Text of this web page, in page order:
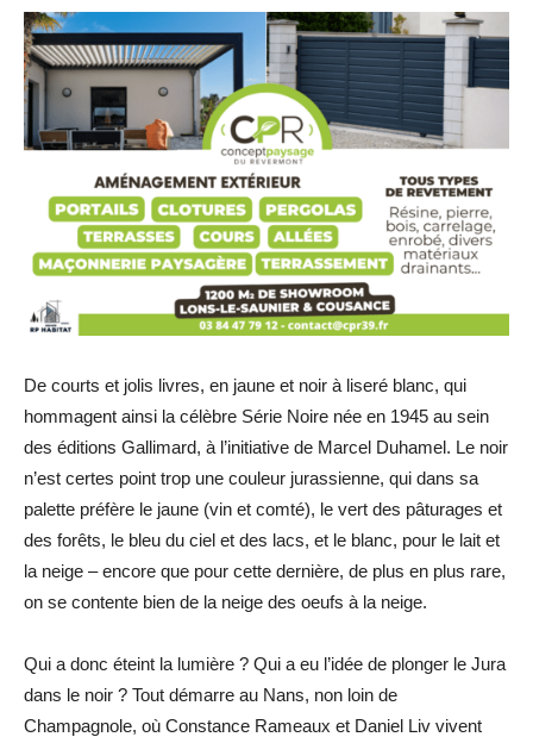
De courts et jolis livres, en jaune et noir à liseré blanc, qui
hommagent ainsi la célèbre Série Noire née en 1945 au sein
des éditions Gallimard, à l’initiative de Marcel Duhamel. Le noir
n’est certes point trop une couleur jurassienne, qui dans sa
palette préfère le jaune (vin et comté), le vert des pâturages et
des forêts, le bleu du ciel et des lacs, et le blanc, pour le lait et
la neige – encore que pour cette dernière, de plus en plus rare,
on se contente bien de la neige des oeufs à la neige.
Qui a donc éteint la lumière ? Qui a eu l’idée de plonger le Jura
dans le noir ? Tout démarre au Nans, non loin de
Champagnole, où Constance Rameaux et Daniel Liv vivent